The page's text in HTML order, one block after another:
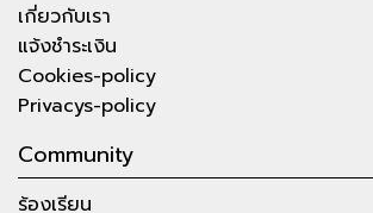
เกี่ยวกับเรา
แจ้งชำระเงิน
Cookies-policy
Privacys-policy
Community
ร้องเรียน